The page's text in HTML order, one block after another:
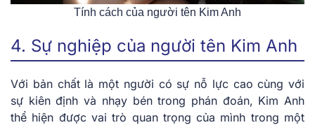
Tính cách của người tên Kim Anh
4. Sự nghiệp của người tên Kim Anh
Với bản chất là một người có sự nỗ lực cao cùng với
sự kiên định và nhạy bén trong phán đoán, Kim Anh
thể hiện được vai trò quan trọng của mình trong một